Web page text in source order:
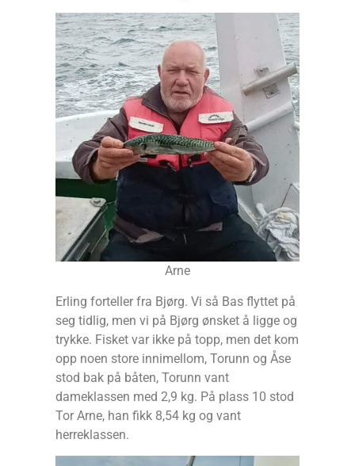
Arne
Erling forteller fra Bjørg. Vi så Bas flyttet på
seg tidlig, men vi på Bjørg ønsket å ligge og
trykke. Fisket var ikke på topp, men det kom
opp noen store innimellom, Torunn og Åse
stod bak på båten, Torunn vant
dameklassen med 2,9 kg. På plass 10 stod
Tor Arne, han fikk 8,54 kg og vant
herreklassen.